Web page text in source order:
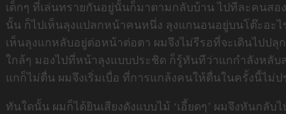
เด็กๆ ที่เล่นทรายกันอยู่นั้นก็มาตามกลับบ้าน ไปทีละคนสอง
นั้น ก็ไปเห็นลุงแปลกหน้าคนหนึ่ง ลุงแกนอนอยู่บนโต๊ะอะ
เห็นลุงแกหลับอยู่ต่อหน้าต่อตา ผมจึงไม่รีรอที่จะเดินไป
ใกล้ๆ มองไปที่หน้าลุงแบบประชิด ก็รู้ทันทีว่าแกกำลังหลับ
แกก็ไม่ตื่น ผมจึงเริ่มเบื่อ ที่การแกล้งคนให้ตื่นในครั้งนี้ไม่
ทันใดนั้น ผมก็ได้ยินเสียงดังแบบไม้ ‘เอี้ยดๆ’ ผมจึงหันก